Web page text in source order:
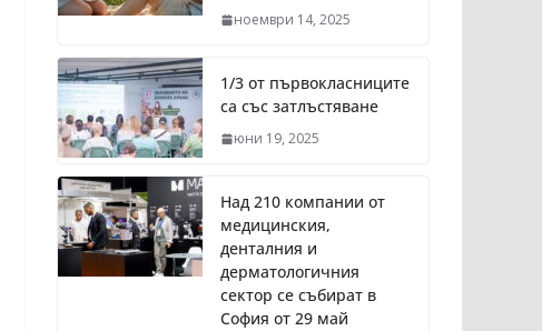
ноември 14, 2025
1/3 от първокласниците
са със затлъстяване
юни 19, 2025
Над 210 компании от
медицинския,
денталния и
дерматологичния
сектор се събират в
София от 29 май